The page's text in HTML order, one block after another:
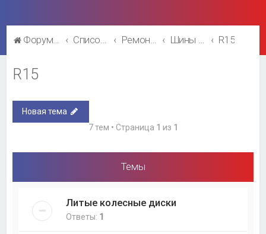
Форум Рено Список форумов Ремонт и эксплуатация Шины и диски R15
R15
Новая тема
7 тем • Страница 1 из 1
Темы
Литые колесные диски
Ответы: 1